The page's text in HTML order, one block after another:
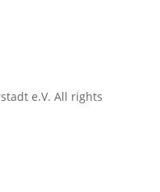
e.V. All rights